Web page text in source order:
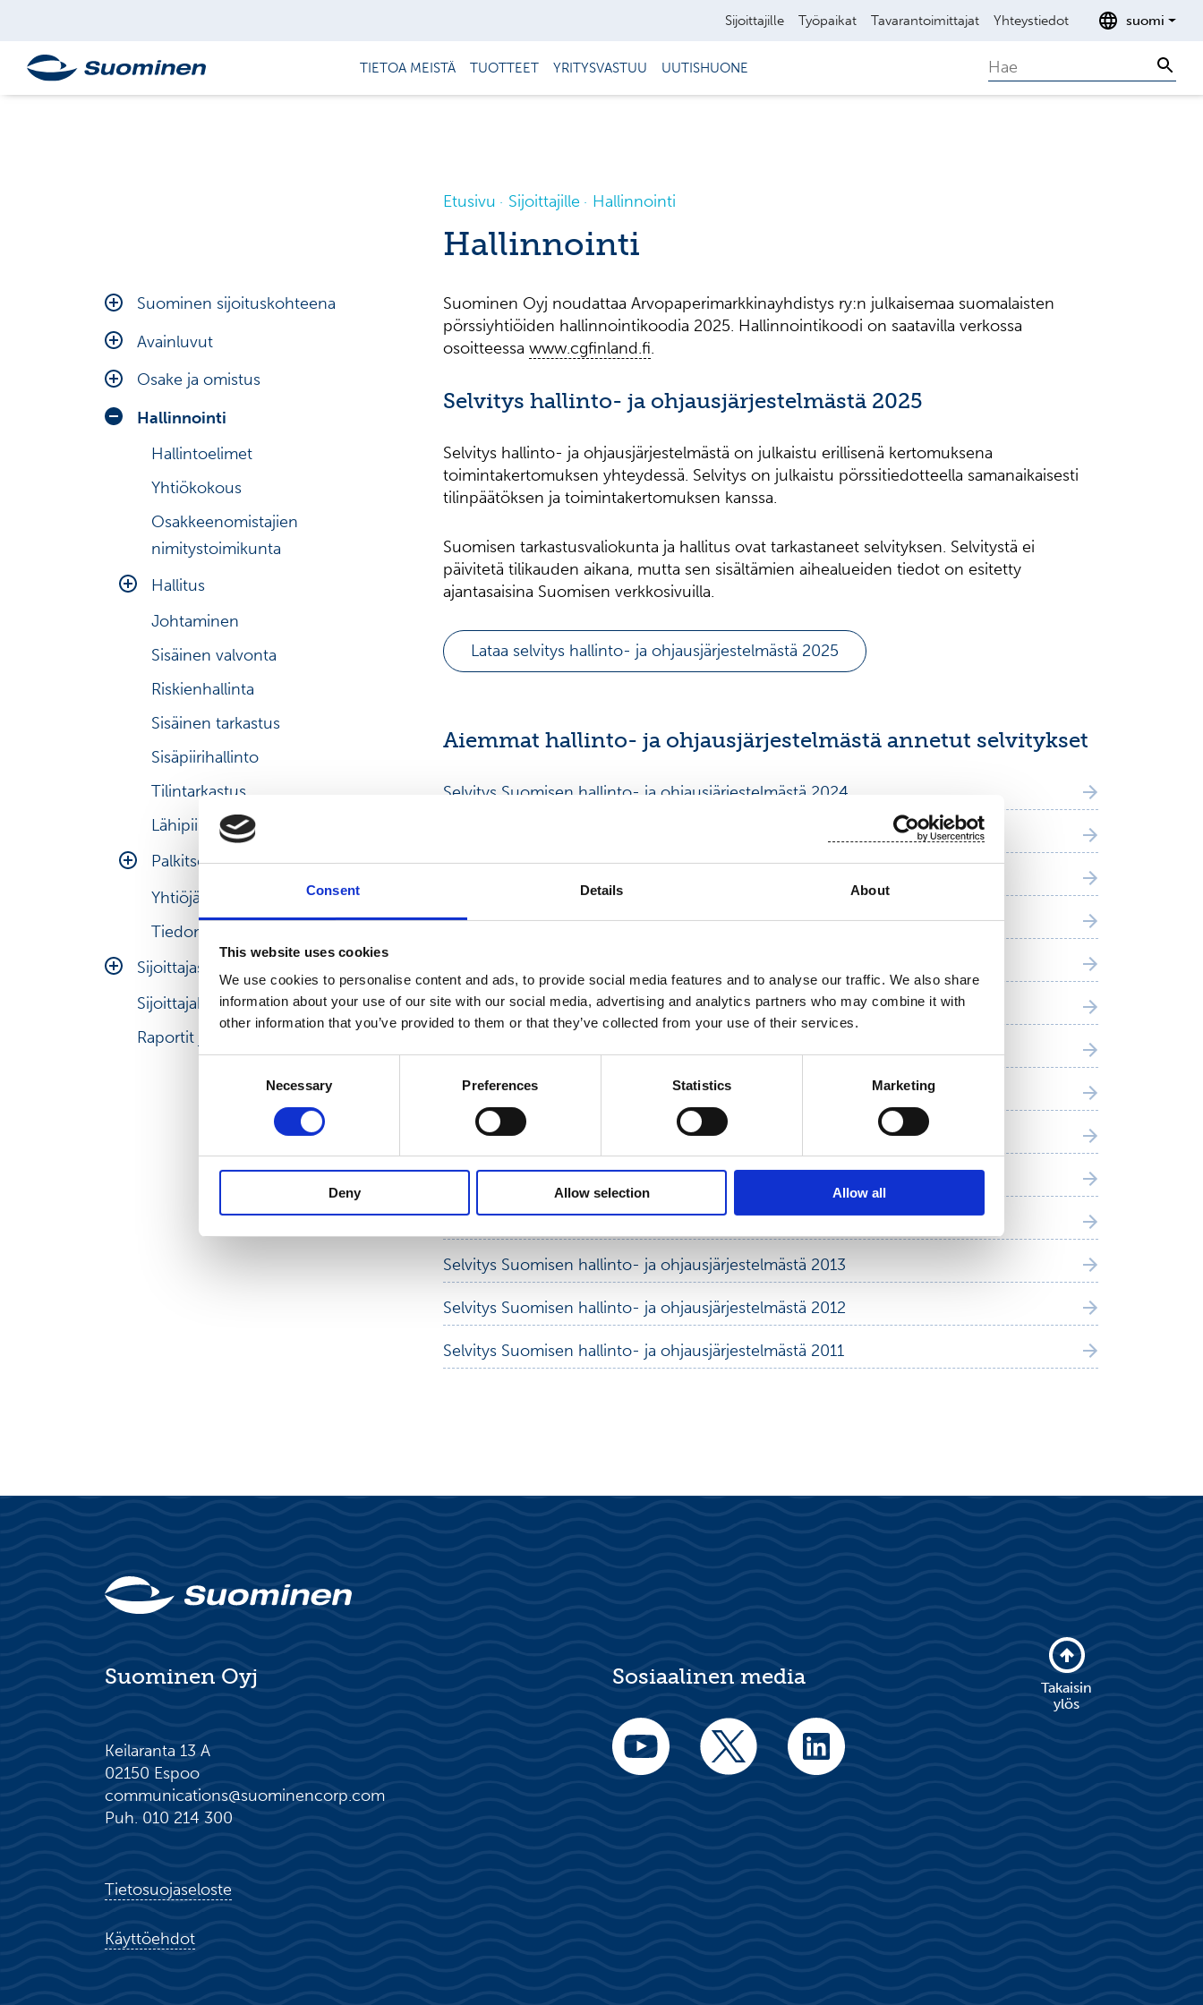
Consent Details About
This website uses cookies
We use cookies to personalise content and ads, to provide social media features and to analyse our traffic. We also share
information about your use of our site with our social media, advertising and analytics partners who may combine it with
other information that you’ve provided to them or that they’ve collected from your use of their services.
Necessary Preferences Statistics Marketing
Deny Allow selection Allow all
Sijoittajille Työpaikat Tavarantoimittajat Yhteystiedot suomi
TIETOA MEISTÄ TUOTTEET YRITYSVASTUU UUTISHUONE Search
Suominen sijoituskohteena
Taloudelliset tavoitteet
Näkymät
Analyytikot
Konsensusennusteet
Velkarahoitus
Toimitusjohtajan katsaus
Toimintaympäristö
Riskit ja epävarmuudet
Avainluvut
Tunnuslukujen laskentakaavat
Osake ja omistus
Osakesarja
Osakemonitori
Osakkeen hinta
Investointilaskuri
Suurimmat osakkeenomistajat
Johdon liiketoimet
Johdon osakkeenomistus
Liputusilmoitukset
Osakehistoria
Hallinnointi
Hallintoelimet
Yhtiökokous
Osakkeenomistajien
nimitystoimikunta
Hallitus
Keskeiset tehtävät
Hallituksen valiokunnat
Toiminnan arviointi ja
monimuotoisuus
Johtaminen
Sisäinen valvonta
Riskienhallinta
Sisäinen tarkastus
Sisäpiirihallinto
Tilintarkastus
Lähipiiriliiketoimien periaatteet
Palkitseminen
Hallituksen palkitseminen
Toimitusjohtajan palkitseminen
Muun johtoryhmän
palkitseminen
Yhtiöjärjestys
Tiedonantopolitiikka
Sijoittajasuhteet
Sijoittajaviestinnän periaatteet
Sijoittajakalenteri
Raportit ja muu materiaali
Etusivu Sijoittajille Hallinnointi
Hallinnointi
Suominen Oyj noudattaa Arvopaperimarkkinayhdistys ry:n julkaisemaa suomalaisten
pörssiyhtiöiden hallinnointikoodia 2025. Hallinnointikoodi on saatavilla verkossa
osoitteessa www.cgfinland.fi.
Selvitys hallinto- ja ohjausjärjestelmästä 2025
Selvitys hallinto- ja ohjausjärjestelmästä on julkaistu erillisenä kertomuksena
toimintakertomuksen yhteydessä. Selvitys on julkaistu pörssitiedotteella samanaikaisesti
tilinpäätöksen ja toimintakertomuksen kanssa.
Suomisen tarkastusvaliokunta ja hallitus ovat tarkastaneet selvityksen. Selvitystä ei
päivitetä tilikauden aikana, mutta sen sisältämien aihealueiden tiedot on esitetty
ajantasaisina Suomisen verkkosivuilla.
Lataa selvitys hallinto- ja ohjausjärjestelmästä 2025
Aiemmat hallinto- ja ohjausjärjestelmästä annetut selvitykset
Selvitys Suomisen hallinto- ja ohjausjärjestelmästä 2024
Selvitys Suominen hallinto- ja ohjausjärjestelmästä 2021
Selvitys Suomisen hallinto- ja ohjausjärjestelmästä 2019
Selvitys Suomisen hallinto- ja ohjausjärjestelmästä 2018
Selvitys Suomisen hallinto- ja ohjausjärjestelmästä 2017
Selvitys Suomisen hallinto- ja ohjausjärjestelmästä 2016
Selvitys Suomisen hallinto- ja ohjausjärjestelmästä 2015
Selvitys Suomisen hallinto- ja ohjausjärjestelmästä 2014
Selvitys Suomisen hallinto- ja ohjausjärjestelmästä 2013
Selvitys Suomisen hallinto- ja ohjausjärjestelmästä 2012
Selvitys Suomisen hallinto- ja ohjausjärjestelmästä 2011
Suominen Oyj
Keilaranta 13 A
02150 Espoo
communications@suominencorp.com
Puh. 010 214 300
Tietosuojaseloste
Käyttöehdot
Sosiaalinen media
Takaisin
ylös